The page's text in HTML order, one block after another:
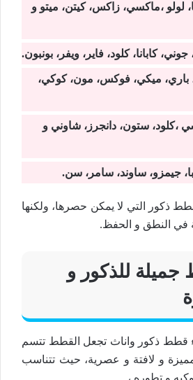
لولو ،ماكسي، زاكس، كيتن، ميتو و
كابانا، كلود، فاير، ويفر، بونبون.
باري، ميكي، فوكس، مون، كوكي،
،كلود، ستون، دانجرز، شاوني و
جيمزو، ساوند، سامر، سن.
ذكور التي لا يمكن حصرها، ولكنها
في النطق و الحفظ.
للذكور و
قطط ذكور واناث تجعل القطط تتسم
و لافتة و عصرية، حيث تتناسب